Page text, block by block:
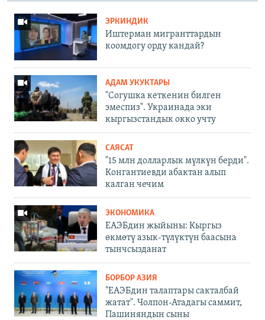
ЭРКИНДИК
Иштерман мигранттардын
коомдогу орду кандай?
АДАМ УКУКТАРЫ
"Согушка кеткенин билген
эмеспиз". Украинада эки
кыргызстандык окко учту
САЯСАТ
"15 млн долларлык мүлкүн берди".
Конгантиевди абактан алып
калган чечим
ЭКОНОМИКА
ЕАЭБдин жыйыны: Кыргыз
өкмөтү азык-түлүктүн баасына
тынчсызданат
БОРБОР АЗИЯ
"ЕАЭБдин талаптары сакталбай
жатат". Чолпон-Атадагы саммит,
Пашиняндын сыны